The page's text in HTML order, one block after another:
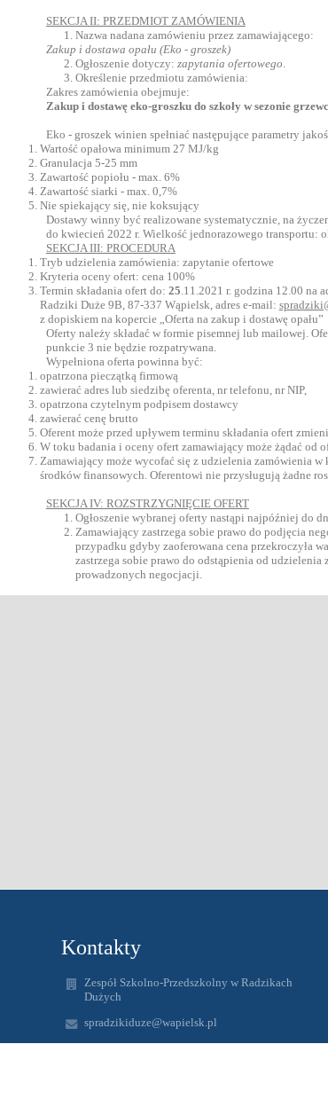
SEKCJA II: PRZEDMIOT ZAMÓWIENIA
Nazwa nadana zamówieniu przez zamawiającego:
Zakup i dostawa opału (Eko - groszek)
Ogłoszenie dotyczy: zapytania ofertowego
Określenie przedmiotu zamówienia:
Zakres zamówienia obejmuje:
Zakup i dostawę eko-groszku do szkoły w sezonie
Eko - groszek winien spełniać następujące parametry
Wartość opałowa minimum 27 MJ/kg
Granulacja 5-25 mm
Zawartość popiołu - max. 6%
Zawartość siarki - max. 0,7%
Nie spiekający się, nie koksujący
Dostawy winny być realizowane systematycznie, na
do kwiecień 2022 r. Wielkość jednorazowego transportu:
SEKCJA III: PROCEDURA
Tryb udzielenia zamówienia: zapytanie ofertowe
Kryteria oceny ofert: cena 100%
Termin składania ofert do: 25 .11.2021 r. godzina 12.00 na
Radziki Duże 9B, 87-337 Wąpielsk, adres e-mail:
z dopiskiem na kopercie „Oferta na zakup i dostawę opału”
Oferty należy składać w formie pisemnej lub mailowej.
punkcie 3 nie będzie rozpatrywana.
Wypełniona oferta powinna być:
opatrzona pieczątką firmową
zawierać adres lub siedzibę oferenta, nr telefonu, nr NIP,
opatrzona czytelnym podpisem dostawcy
zawierać cenę brutto
Oferent może przed upływem terminu składania ofert
W toku badania i oceny ofert zamawiający może żądać od
Zamawiający może wycofać się z udzielenia zamówienia
środków finansowych. Oferentowi nie przysługują żadne
SEKCJA IV: ROZSTRZYGNIĘCIE OFERT
Ogłoszenie wybranej oferty nastąpi najpóźniej do
Zamawiający zastrzega sobie prawo do podjęcia
przypadku gdyby zaoferowana cena przekroczyła
zastrzega sobie prawo do odstąpienia od
prowadzonych negocjacji.
Kontakty
Zespół Szkolno-Przedszkolny w Radzikach
Dużych
spradzikiduze@wapielsk.pl